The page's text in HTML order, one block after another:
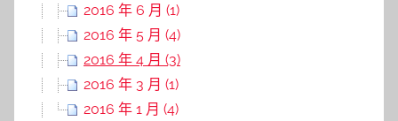
2016 年 6 月 (1)
2016 年 5 月 (4)
2016 年 4 月 (3)
2016 年 3 月 (1)
2016 年 1 月 (4)